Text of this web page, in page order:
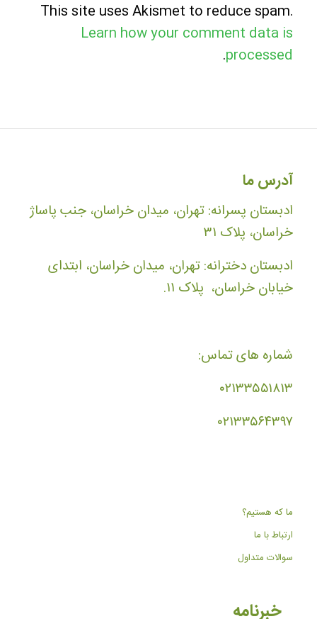
This site uses Akismet to reduce spam.
Learn how your comment data is
processed
.
آدرس ما
ادبستان پسرانه: تهران، میدان خراسان، جنب پاساژ
خراسان، پلاک ۳۱
ادبستان دخترانه: تهران، میدان خراسان، ابتدای
خیابان خراسان، پلاک ۱۱.
شماره های تماس:
۰۲۱۳۳۵۵۱۸۱۳
۰۲۱۳۳۵۶۴۳۹۷
ما که هستیم؟
ارتباط با ما
سوالات متداول
خبرنامه